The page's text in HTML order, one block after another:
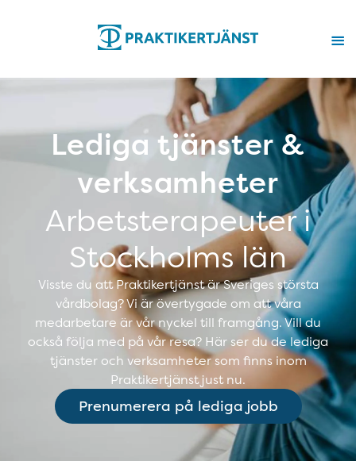
Lediga tjänster &
verksamheter
Arbetsterapeuter i
Stockholms län
Visste du att Praktikertjänst är Sveriges största
vårdbolag? Vi är övertygade om att våra
medarbetare är vår nyckel till framgång. Vill du
också följa med på vår resa? Här ser du de lediga
tjänster och verksamheter som finns inom
Praktikertjänst just nu.
Prenumerera på lediga jobb